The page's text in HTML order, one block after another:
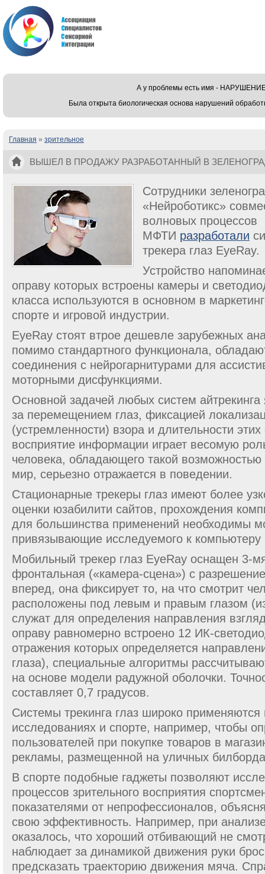
А у проблемы есть имя -
Была открыта биологическая основа нарушений
Вы здесь
Главная » зрительное
ВЫШЕЛ В ПРОДАЖУ РАЗРАБОТАННЫЙ В
Сотрудники
«Нейроботикс»
волновых процессов
МФТИ разработали
трекера глаз EyeRay.
Устройство
оправу которых встроены камеры и
класса используются в основном в
спорте и игровой индустрии.
EyeRay стоят втрое дешевле зарубежных
помимо стандартного функционала,
соединения с нейрогарнитурами для
моторными дисфункциями.
Основной задачей любых систем айтрекинга
за перемещением глаз, фиксацией
(устремленности) взора и длительности
восприятие информации играет весомую
человека, обладающего такой
мир, серьезно отражается в поведении.
Стационарные трекеры глаз имеют более
оценки юзабилити сайтов, прохождения
для большинства применений необходимы
привязывающие исследуемого к
Мобильный трекер глаз EyeRay оснащен 3-
фронтальная («камера-сцена») с
вперед, она фиксирует то, на что смотрит
расположены под левым и правым глазом
служат для определения направления
оправу равномерно встроено 12 ИК-
отражения которых определяется
глаза), специальные алгоритмы
на основе модели радужной оболочки.
составляет 0,7 градусов.
Системы трекинга глаз широко применяются
исследованиях и спорте, например, чтобы
пользователей при покупке товаров в
рекламы, размещенной на уличных
В спорте подобные гаджеты позволяют
процессов зрительного восприятия
показателями от непрофессионалов,
свою эффективность. Например, при
оказалось, что хороший отбивающий не
наблюдает за динамикой движения руки
предсказать траекторию движения мяча.